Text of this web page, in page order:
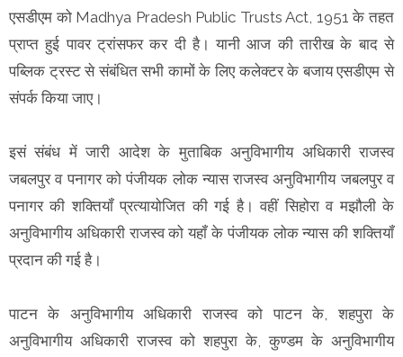
एसडीएम को Madhya Pradesh Public Trusts Act, 1951 के तहत
प्राप्त हुई पावर ट्रांसफर कर दी है। यानी आज की तारीख के बाद से
पब्लिक ट्रस्ट से संबंधित सभी कामों के लिए कलेक्टर के बजाय एसडीएम से
संपर्क किया जाए।
इसं संबंध में जारी आदेश के मुताबिक अनुविभागीय अधिकारी राजस्व
जबलपुर व पनागर को पंजीयक लोक न्यास राजस्व अनुविभागीय जबलपुर व
पनागर की शक्तियॉं प्रत्यायोजित की गई है। वहीं सिहोरा व मझौली के
अनुविभागीय अधिकारी राजस्व को यहॉं के पंजीयक लोक न्यास की शक्तियॉं
प्रदान की गई है।
पाटन के अनुविभागीय अधिकारी राजस्व को पाटन के, शहपुरा के
अनुविभागीय अधिकारी राजस्व को शहपुरा के, कुण्डम के अनुविभागीय